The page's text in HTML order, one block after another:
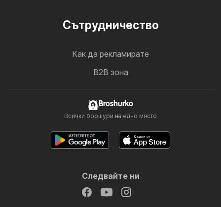
Cътрудничество
Как да рекламирате
B2B зона
Broshurko
Всички брошури на едно място
Следвайте ни